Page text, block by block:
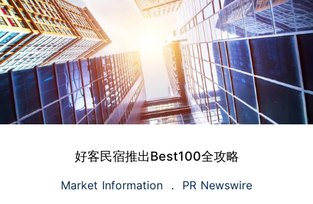
好客民宿推出Best100全攻略
Market Information PR Newswire